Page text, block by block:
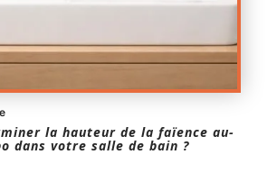
la hauteur de la faïence au-
dans votre salle de bain ?